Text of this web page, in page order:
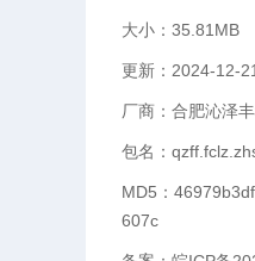
大小：35.81MB
更新：2024-12-
厂商：合肥沁泽
包名：
MD5：
607c